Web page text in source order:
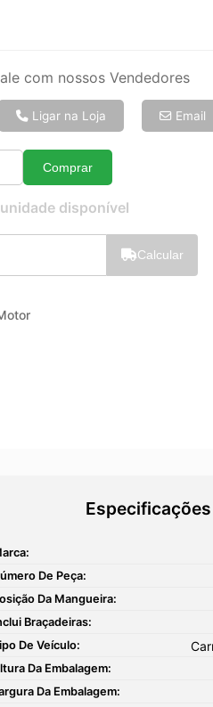
8x de R$ 7,26
10x de R$ 5,93
12x de R$ 5,07
com nossos Vendedores
Ligar na Loja Email
Quantidade
Comprar
disponível
Calcular
Especificações
De Peça:
Da Mangueira:
Braçadeiras:
De Veículo:
Da Embalagem:
Da Embalagem: